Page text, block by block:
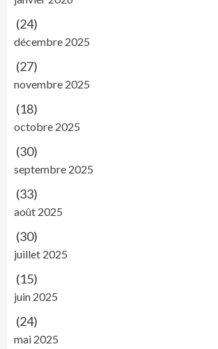
(24)
décembre 2025
(27)
novembre 2025
(18)
octobre 2025
(30)
septembre 2025
(33)
août 2025
(30)
juillet 2025
(15)
juin 2025
(24)
mai 2025